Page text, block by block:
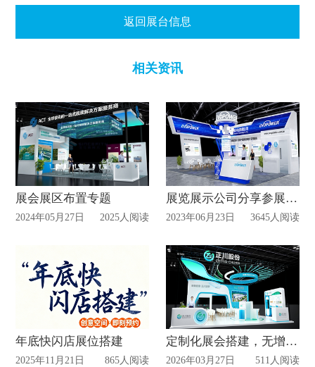
返回展台信息
相关资讯
展会展区布置专题
2024年05月27日 2025人阅读
展览展示公司分享参展商如何选择合适的展览会？
2023年06月23日 3645人阅读
年底快闪店展位搭建
2025年11月21日 865人阅读
定制化展会搭建，无增项更省心——首选上海信可威
2026年03月27日 511人阅读